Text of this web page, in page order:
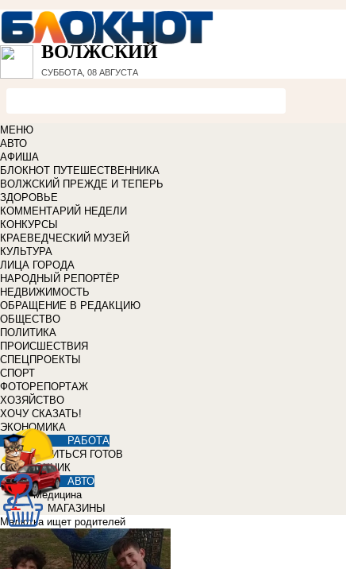
ВОЛЖСКИЙ
СУББОТА, 08 АВГУСТА
МЕНЮ
АВТО
АФИША
БЛОКНОТ ПУТЕШЕСТВЕННИКА
ВОЛЖСКИЙ ПРЕЖДЕ И ТЕПЕРЬ
ЗДОРОВЬЕ
КОММЕНТАРИЙ НЕДЕЛИ
КОНКУРСЫ
КРАЕВЕДЧЕСКИЙ МУЗЕЙ
КУЛЬТУРА
ЛИЦА ГОРОДА
НАРОДНЫЙ РЕПОРТЁР
НЕДВИЖИМОСТЬ
ОБРАЩЕНИЕ В РЕДАКЦИЮ
ОБЩЕСТВО
ПОЛИТИКА
ПРОИСШЕСТВИЯ
СПЕЦПРОЕКТЫ
СПОРТ
ФОТОРЕПОРТАЖ
ХОЗЯЙСТВО
ХОЧУ СКАЗАТЬ!
ЭКОНОМИКА
РАБОТА
УЧИТЬСЯ ГОТОВ
СПРАВОЧНИК
АВТО
Медицина
МАГАЗИНЫ
Малютка ищет родителей